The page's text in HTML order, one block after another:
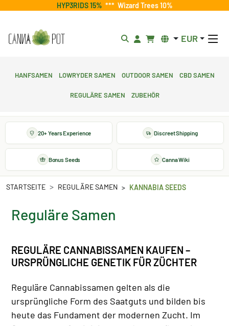
HYP3RIDS 15% *** Wizard Trees 10%
EUR
Hanfsamen Lowryder Samen Outdoor Samen CBD Samen
Reguläre Samen Zubehör
20+ Years Experience Discreet Shipping
Bonus Seeds Canna Wiki
STARTSEITE REGULÄRE SAMEN KANNABIA SEEDS
Reguläre Samen
REGULÄRE CANNABISSAMEN KAUFEN –
URSPRÜNGLICHE GENETIK FÜR ZÜCHTER
Reguläre Cannabissamen gelten als die
ursprüngliche Form des Saatguts und bilden bis
heute das Fundament der modernen Zucht. Im